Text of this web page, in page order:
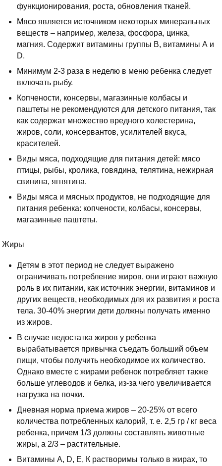
функционирования, роста, обновления тканей.
Мясо является источником некоторых минеральных
веществ – например, железа, фосфора, цинка,
магния. Содержит витамины группы В, витамины А и
D.
Минимум 2-3 раза в неделю в меню ребенка следует
включать рыбу.
Копчености, консервы, магазинные колбасы и
паштеты не рекомендуются для детского питания, так
как содержат множество вредного холестерина,
жиров, соли, консервантов, усилителей вкуса,
красителей.
Виды мяса, подходящие для питания детей: мясо
птицы, рыбы, кролика, говядина, телятина, нежирная
свинина, ягнятина.
Виды мяса и мясных продуктов, не подходящие для
питания ребенка: копчености, колбасы, консервы,
магазинные паштеты.
Жиры
Детям в этот период не следует выражено
ограничивать потребление жиров, они играют важную
роль в их питании, как источник энергии, витаминов и
других веществ, необходимых для их развития и роста
тела. 30-40% энергии дети должны получать именно
из жиров.
В случае недостатка жиров у ребенка
вырабатывается привычка съедать больший объем
пищи, чтобы получить необходимое их количество.
Однако вместе с жирами ребенок потребляет также
больше углеводов и белка, из-за чего увеличивается
нагрузка на почки.
Дневная норма приема жиров – 20-25% от всего
количества потребленных калорий, т. е. 2,5 гр / кг веса
ребенка, причем 1/3 должны составлять животные
жиры, а 2/3 – растительные.
Витамины А, D, Е, К растворимы только в жирах, то